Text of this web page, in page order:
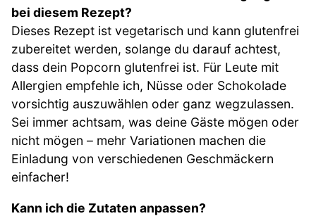
bei diesem Rezept?
Dieses Rezept ist vegetarisch und kann glutenfrei
zubereitet werden, solange du darauf achtest,
dass dein Popcorn glutenfrei ist. Für Leute mit
Allergien empfehle ich, Nüsse oder Schokolade
vorsichtig auszuwählen oder ganz wegzulassen.
Sei immer achtsam, was deine Gäste mögen oder
nicht mögen – mehr Variationen machen die
Einladung von verschiedenen Geschmäckern
einfacher!
Kann ich die Zutaten anpassen?